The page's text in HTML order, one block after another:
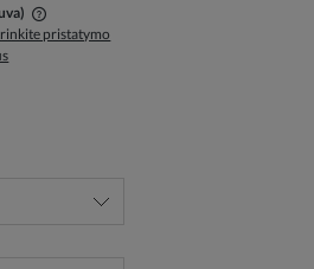
mokėjimo išlaidos
pristatymo